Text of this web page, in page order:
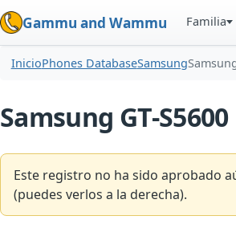
Gammu and Wammu Familia
InicioPhones DatabaseSamsung
Samsung GT-S5600
Este registro no ha sido aprobado
(puedes verlos a la derecha).